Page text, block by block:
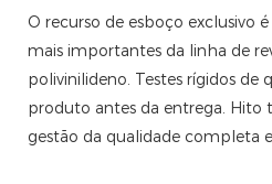
O recurso de esboço exclusivo
mais importantes da linha de
polivinilideno. Testes rígidos de
produto antes da entrega. Hito
gestão da qualidade completa